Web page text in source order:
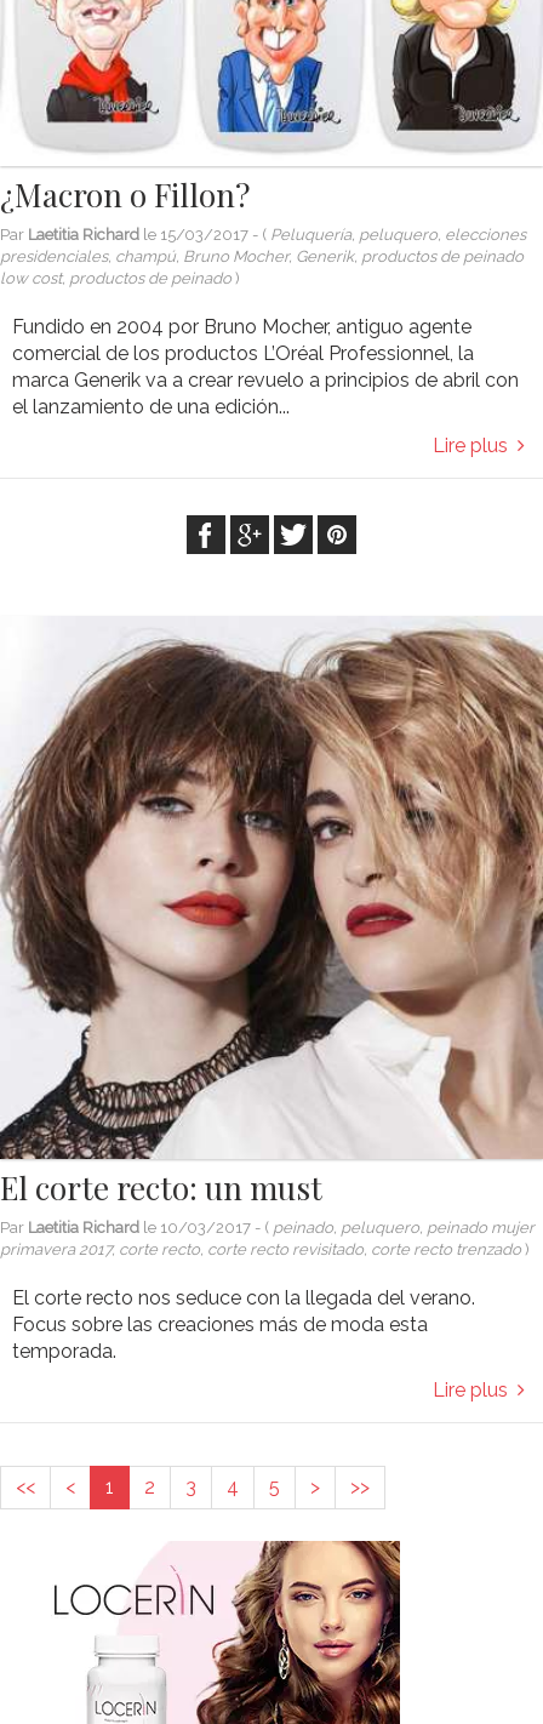
¿Macron o Fillon?
Par Laetitia Richard le 15/03/2017 - ( Peluquería, peluquero, elecciones
presidenciales, champú, Bruno Mocher, Generik, productos de peinado
low cost, productos de peinado )
Fundido en 2004 por Bruno Mocher, antiguo agente
comercial de los productos L’Oréal Professionnel, la
marca Generik va a crear revuelo a principios de abril con
el lanzamiento de una edición...
Lire plus
El corte recto: un must
Par Laetitia Richard le 10/03/2017 - ( peinado, peluquero, peinado mujer
primavera 2017, corte recto, corte recto revisitado, corte recto trenzado )
El corte recto nos seduce con la llegada del verano.
Focus sobre las creaciones más de moda esta
temporada.
Lire plus
<< < 1 2 3 4 5 > >>